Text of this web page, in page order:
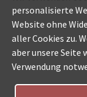
personalisierte
Website ohne
aller Cookies zu.
aber unsere Seite
Verwendung